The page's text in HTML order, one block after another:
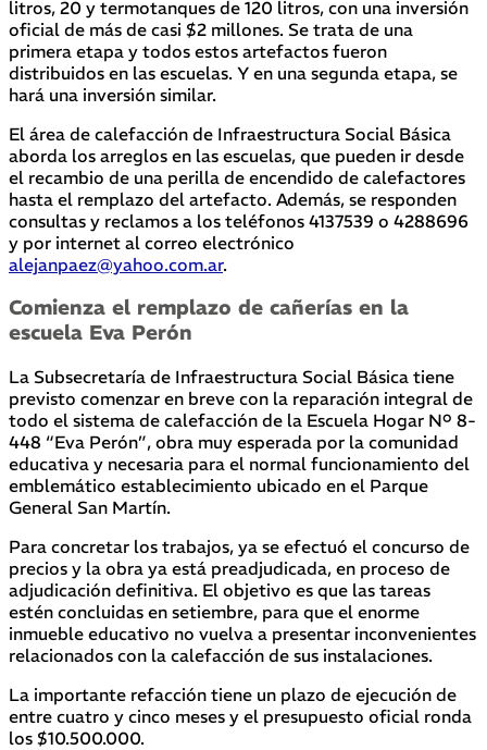
litros, 20 y termotanques de 120 litros, con una inversión
oficial de más de casi $2 millones. Se trata de una
primera etapa y todos estos artefactos fueron
distribuidos en las escuelas. Y en una segunda etapa, se
hará una inversión similar.
El área de calefacción de Infraestructura Social Básica
aborda los arreglos en las escuelas, que pueden ir desde
el recambio de una perilla de encendido de calefactores
hasta el remplazo del artefacto. Además, se responden
consultas y reclamos a los teléfonos 4137539 o 4288696
y por internet al correo electrónico
alejanpaez@yahoo.com.ar.
Comienza el remplazo de cañerías en la
escuela Eva Perón
La Subsecretaría de Infraestructura Social Básica tiene
previsto comenzar en breve con la reparación integral de
todo el sistema de calefacción de la Escuela Hogar Nº 8-
448 “Eva Perón”, obra muy esperada por la comunidad
educativa y necesaria para el normal funcionamiento del
emblemático establecimiento ubicado en el Parque
General San Martín.
Para concretar los trabajos, ya se efectuó el concurso de
precios y la obra ya está preadjudicada, en proceso de
adjudicación definitiva. El objetivo es que las tareas
estén concluidas en setiembre, para que el enorme
inmueble educativo no vuelva a presentar inconvenientes
relacionados con la calefacción de sus instalaciones.
La importante refacción tiene un plazo de ejecución de
entre cuatro y cinco meses y el presupuesto oficial ronda
los $10.500.000.